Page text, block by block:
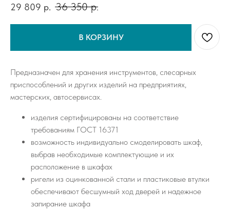
29 809 р. 36 350 р.
В КОРЗИНУ
Предназначен для хранения инструментов, слесарных
приспособлений и других изделий на предприятиях,
мастерских, автосервисах.
изделия сертифицированы на соответствие
требованиям ГОСТ 16371
возможность индивидуально смоделировать шкаф,
выбрав необходимые комплектующие и их
расположение в шкафах
ригели из оцинкованной стали и пластиковые втулки
обеспечивают бесшумный ход дверей и надежное
запирание шкафа